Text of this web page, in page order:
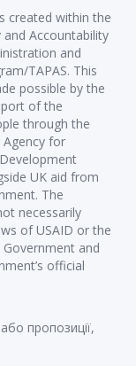
created within the
and Accountability
and
TAPAS. This
possible by the
of the
through the
for
UK aid from
The
necessarily
of USAID or the
and
official
пропозиції,